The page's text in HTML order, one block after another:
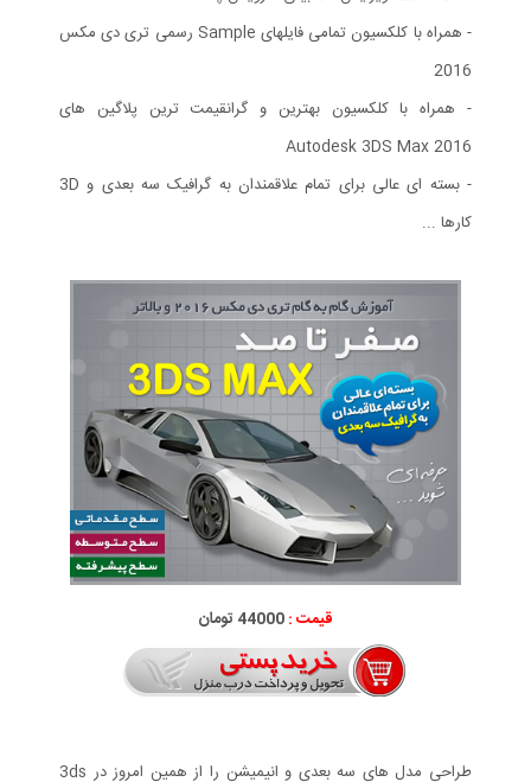
- همراه با کلکسیون تمامی فایلهای Sample رسمی تری دی مکس
2016
- همراه با کلکسیون بهترین و گرانقیمت ترین پلاگین های
Autodesk 3DS Max 2016
- بسته ای عالی برای تمام علاقمندان به گرافیک سه بعدی و 3D
کارها ...
قیمت :44000 تومان
طراحی مدل های سه بعدی و انیمیشن را از همین امروز در 3ds